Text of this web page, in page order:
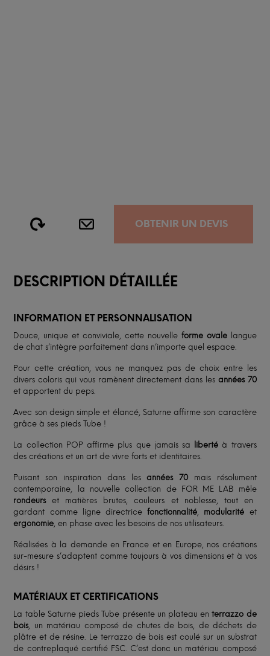
OBTENIR UN DEVIS
DESCRIPTION DÉTAILLÉE
INFORMATION ET PERSONNALISATION
Douce, unique et conviviale, cette nouvelle forme ovalelangue
de chat s’intègre parfaitement dans n’importe quel espace.
Pour cette création, vous ne manquez pas de choix entre les
divers coloris qui vous ramènent directement dans les années 70
et apportent du peps.
Avec son design simple et élancé, Saturne affirme son caractère
grâce à ses pieds Tube !
La collection POP affirme plus que jamais sa liberté à travers
des créations et un art de vivre forts et identitaires.
Puisant son inspiration dans lesannées 70 mais résolument
contemporaine, la nouvelle collection de FOR ME LAB mêle
rondeurset matières brutes, couleurs et noblesse, tout en
gardant comme ligne directricefonctionnalité modularité et
ergonomie , en phase avec les besoins de nos utilisateurs.
Réalisées à la demande en France et en Europe, nos créations
sur-mesure s’adaptent comme toujours à vos dimensions et à vos
désirs !
MATÉRIAUX ET CERTIFICATIONS
La table Saturne pieds Tube présente un plateau enterrazzo de
bois, un matériau composé de chutes de bois, de déchets de
plâtre et de résine. Le terrazzo de bois est coulé sur un substrat
de contreplaqué certifié FSC. C’est donc un matériau composé